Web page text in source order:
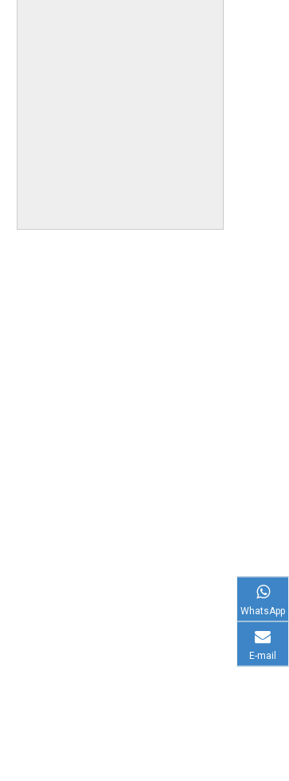
WhatsApp
E-mail